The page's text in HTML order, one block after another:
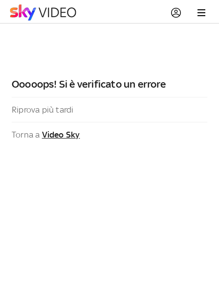
Ooooops! Si è verificato un errore
Riprova più tardi
Torna a Video Sky